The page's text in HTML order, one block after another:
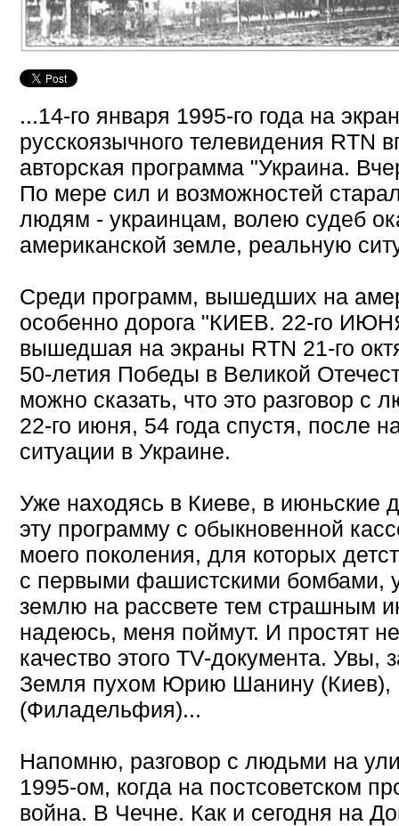
...14-го января 1995-го года на
русскоязычного телевидения RTN
авторская программа "Украина.
По мере сил и возможностей
людям - украинцам, волею судеб
американской земле, реальную
Среди программ, вышедших на
особенно дорога "КИЕВ. 22-го
вышедшая на экраны RTN 21-го
50-летия Победы в Великой
можно сказать, что это разговор с
22-го июня, 54 года спустя, после
ситуации в Украине.
Уже находясь в Киеве, в июньские
эту программу с обыкновенной
моего поколения, для которых
с первыми фашистскими бомбами,
землю на рассвете тем страшным
надеюсь, меня поймут. И простят
качество этого TV-документа. Увы,
Земля пухом Юрию Шанину (Киев),
(Филадельфия)...
Напомню, разговор с людьми на
1995-ом, когда на постсоветском
война. В Чечне. Как и сегодня на